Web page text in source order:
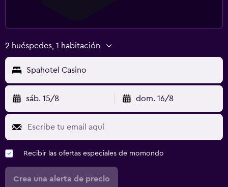
Gimnasio
Gimnasio
2 huéspedes, 1 habitación
Spahotel Casino
sáb. 15/8 dom. 16/8
Recibir las ofertas especiales de momondo
Crea una alerta de precio